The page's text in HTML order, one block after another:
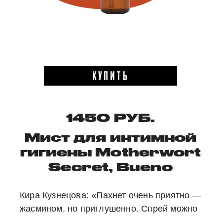
КУПИТЬ
1450 РУБ.
Мист для интимной
гигиены Motherwort
Secret, Bueno
Кира Кузнецова: «Пахнет очень приятно —
жасмином, но приглушенно. Спрей можно